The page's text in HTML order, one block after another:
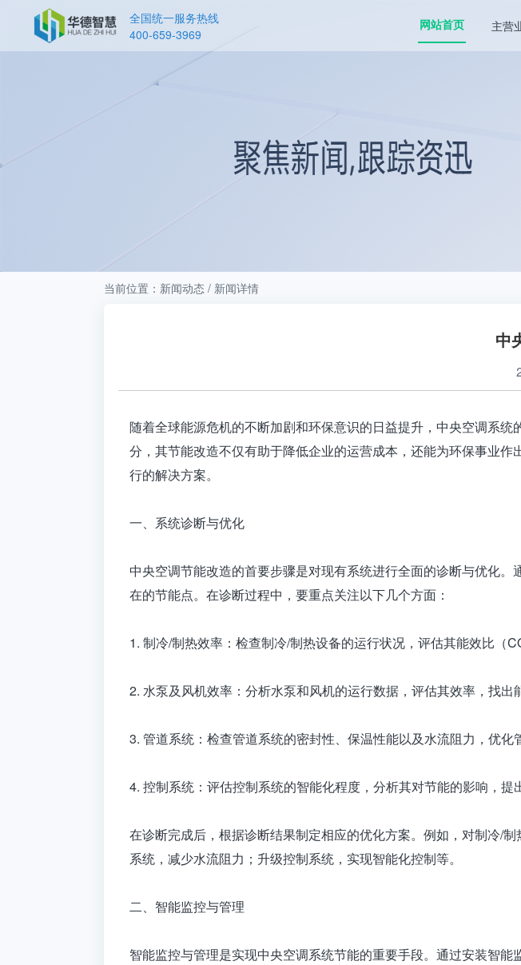
全国统一服务热线
400-659-3969
网站首页 主营
当前位置：新闻动态 / 新闻详情
中
随着全球能源危机的不断加剧和环保意识的日益提升，中央空调系
分，其节能改造不仅有助于降低企业的运营成本，还能为环保事业
行的解决方案。
一、系统诊断与优化
中央空调节能改造的首要步骤是对现有系统进行全面的诊断与优化
在的节能点。在诊断过程中，要重点关注以下几个方面：
1. 制冷/制热效率：检查制冷/制热设备的运行状况，评估其能效比（
2. 水泵及风机效率：分析水泵和风机的运行数据，评估其效率，找出
3. 管道系统：检查管道系统的密封性、保温性能以及水流阻力，优化
4. 控制系统：评估控制系统的智能化程度，分析其对节能的影响，提
在诊断完成后，根据诊断结果制定相应的优化方案。例如，对制冷/
系统，减少水流阻力；升级控制系统，实现智能化控制等。
二、智能监控与管理
智能监控与管理是实现中央空调系统节能的重要手段。通过安装智